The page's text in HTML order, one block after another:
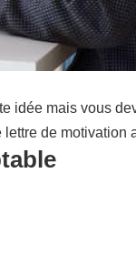
mais vous
de motivation